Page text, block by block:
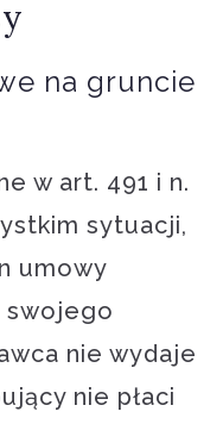
na gruncie
w art. 491 i n.
sytuacji,
umowy
swojego
nie wydaje
nie płaci